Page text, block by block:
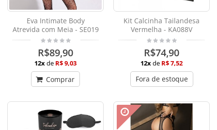
Eva Intimate Body
Atrevida com Meia - SE019
R$89,90
12xde R$ 9,03
Comprar
Kit Calcinha Tailandesa
Vermelha - KA088V
R$74,90
12xde R$ 7,52
Fora de estoque